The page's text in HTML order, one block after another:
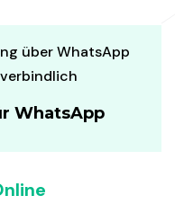
über WhatsApp
WhatsApp